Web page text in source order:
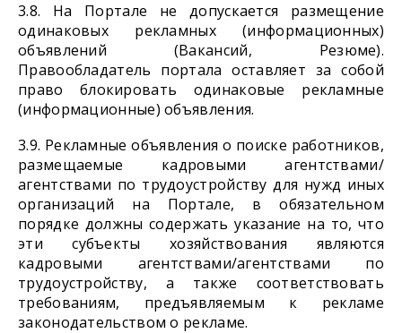
3.8. На Портале не допускается размещение
одинаковых рекламных (информационных)
объявлений (Вакансий, Резюме).
Правообладатель портала оставляет за собой
право блокировать одинаковые рекламные
(информационные) объявления.
3.9. Рекламные объявления о поиске работников,
размещаемые кадровыми агентствами/
агентствами по трудоустройству для нужд иных
организаций на Портале, в обязательном
порядке должны содержать указание на то, что
эти субъекты хозяйствования являются
кадровыми агентствами/агентствами по
трудоустройству, а также соответствовать
требованиям, предъявляемым к рекламе
законодательством о рекламе.